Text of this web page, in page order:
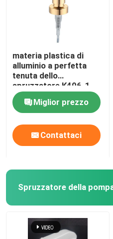
Pompa del dispositivo
bottiglia senz'aria della
Spruzzatore della carta
Pen Perfume Spray
Cappuccio di plastica
Deodorante
Bottiglia di vetro
materia plastica di
alluminio a perfetta
tenuta dello
spruzzatore K406-1
della pompa del
profumo di 12/20mm
Miglior prezzo
Contattaci
Spruzzatore della